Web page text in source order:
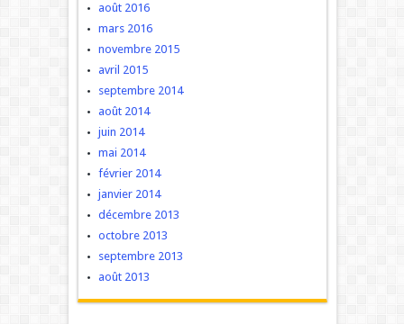
août 2016
mars 2016
novembre 2015
avril 2015
septembre 2014
août 2014
juin 2014
mai 2014
février 2014
janvier 2014
décembre 2013
octobre 2013
septembre 2013
août 2013